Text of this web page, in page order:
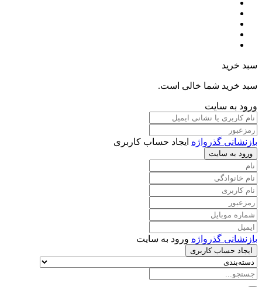
سبد خرید
سبد خرید شما خالی است.
ورود به سایت
بازنشانی گذرواژه ایجاد حساب کاربری
ورود به سایت
بازنشانی گذرواژه ورود به سایت
ایجاد حساب کاربری